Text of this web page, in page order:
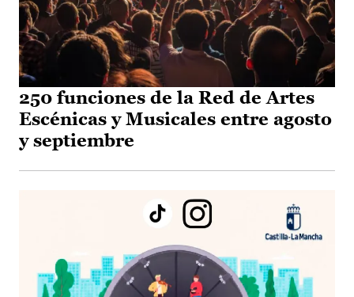
250 funciones de la Red de Artes
Escénicas y Musicales entre agosto
y septiembre